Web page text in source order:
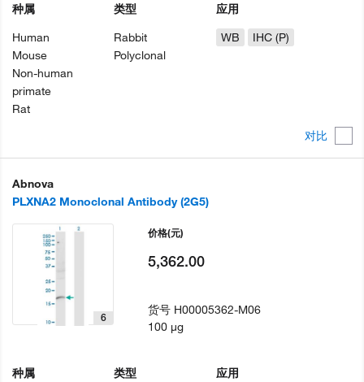
对比
种属
Human
Mouse
Non-human
primate
Rat
类型
Rabbit
Polyclonal
应用
WB
IHC (P)
Abnova
PLXNA2 Monoclonal Antibody (2G5)
6
种属
类型
应用
价格(元)
5,362.00
货号 H00005362-M06
100 µg